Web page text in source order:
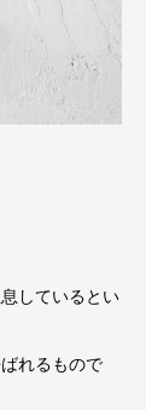
しているとい
れるもので